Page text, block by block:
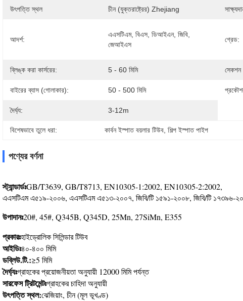
উৎপত্তি স্থল চীন (যুক্তরাষ্ট্রের) Zhejiang
আদর্শ:
এএসটিএম, বিএস, ডিআইএন, জিবি,
জেআইএস
গ্রেড:
ব্লিঙ্ক করা কার্সরের: 5 - 60 মিমি
বাইরের ব্যাস (গোলাকার): 50 - 500 মিমি
দৈর্ঘ্য: 3-12m
বিশেষভাবে তুলে ধরা: কার্বন ইস্পাত বয়লার টিউব , শিল্প ইস্পাত পাইপ
পণ্যের বর্ণনা
স্ট্যান্ডার্ডঃGB/T3639, GB/T8713, EN10305-1:2002, EN10305-2:2002,
এএসটিএম এ৫১৯-২০০৬, এএসটিএম এ৫১৩-২০০৭, জিবি/টি ১৫৯১-২০০৮, জিবি/টি ১৭৩৯৬-
উপাদানঃ20#, 45#, Q345B, Q345D, 25Mn, 27SiMn, E355
প্রকারঃহাইড্রোলিক সিলিন্ডার টিউব
আইডিঃ৪০-৪০০ মিমি
ডব্লিউ.টি.:≥5 মিমি
দৈর্ঘ্যঃগ্রাহকের প্রয়োজনীয়তা অনুযায়ী 12000 মিমি পর্যন্ত
সারফেস ট্রিটমেন্টঃগ্রাহকের চাহিদা অনুযায়ী
উৎপত্তি স্থল:ঝেজিয়াং, চীন (মূল ভূখণ্ড)